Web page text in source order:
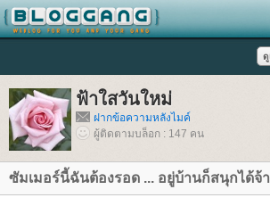
ฟ้าใสวันใหม่
ฝากข้อความหลังไมค์
ผู้ติดตามบล็อก : 147 คน
ซัมเมอร์นี้ฉันต้องรอด ... อยู่บ้านก็สนุกได้จ้า